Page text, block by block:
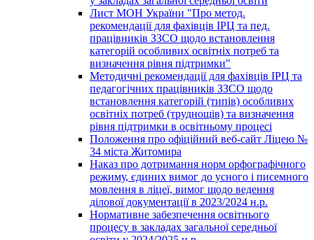
Лист МОН України "Про метод.
рекомендації для фахівців ІРЦ та пед.
працівників ЗЗСО щодо встановлення
категорій особливих освітніх потреб та
визначення рівня підтримки"
Методичні рекомендації для фахівців ІРЦ та
педагогічних працівників ЗЗСО щодо
встановлення категорій (типів) особливих
освітніх потреб (труднощів) та визначення
рівня підтримки в освітньому процесі
Положення про офіційний веб-сайт Ліцею №
34 міста Житомира
Наказ про дотримання норм орфографічного
режиму, єдиних вимог до усного і писемного
мовлення в ліцеї, вимог щодо ведення
ділової документації в 2023/2024 н.р.
Нормативне забезпечення освітнього
процесу в закладах загальної середньої